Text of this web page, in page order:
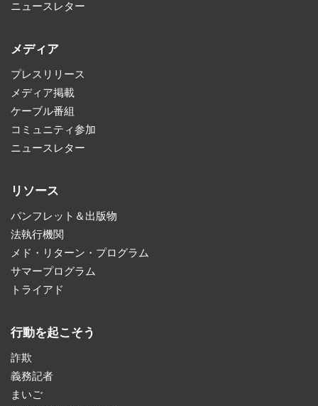
ニュースレター
メディア
プレスリリース
メディア掲載
ケーブル番組
コミュニティ参加
ニュースレター
リソース
パンフレット＆出版物
法執行機関
メド・リターン・プログラム
サマープログラム
トライアド
行動を起こそう
詐欺
義務記者
まいご